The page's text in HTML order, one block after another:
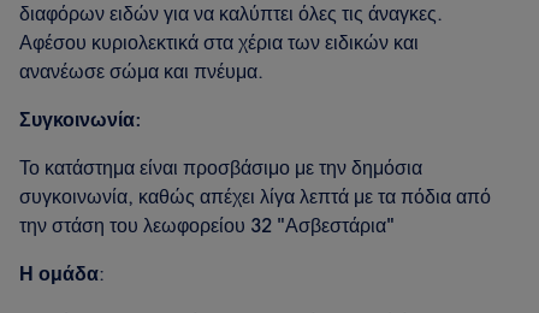
διαφόρων ειδών για να καλύπτει όλες τις άναγκες.
Αφέσου κυριολεκτικά στα χέρια των ειδικών και
ανανέωσε σώμα και πνέυμα.
Συγκοινωνία:
Το κατάστημα είναι προσβάσιμο με την δημόσια
συγκοινωνία, καθώς απέχει λίγα λεπτά με τα πόδια από
την στάση του λεωφορείου 32 "Ασβεστάρια"
Η ομάδα: